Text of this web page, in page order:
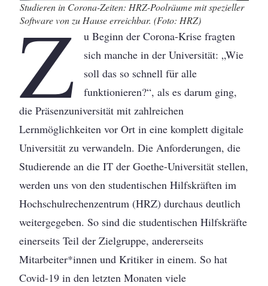
Studieren in Corona-Zeiten: HRZ-Poolräume mit spezieller
Software von zu Hause erreichbar. (Foto: HRZ)
Z
u Beginn der Corona-Krise fragten
sich manche in der Universität: „Wie
soll das so schnell für alle
funktionieren?“, als es darum ging,
die Präsenzuniversität mit zahlreichen
Lernmöglichkeiten vor Ort in eine komplett digitale
Universität zu verwandeln. Die Anforderungen, die
Studierende an die IT der Goethe-Universität stellen,
werden uns von den studentischen Hilfskräften im
Hochschulrechenzentrum (HRZ) durchaus deutlich
weitergegeben. So sind die studentischen Hilfskräfte
einerseits Teil der Zielgruppe, andererseits
Mitarbeiter*innen und Kritiker in einem. So hat
Covid-19 in den letzten Monaten viele